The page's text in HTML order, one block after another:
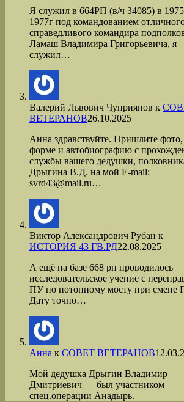
Я служил в 664РП (в/ч 34085) в
1977г под командованием
справедливого командира
Ламаш Владимира Григорьевича, я
служил…
Валерий Львович Чуприянов к
ВЕТЕРАНОВ26.10.2025
Анна здравствуйте. Пришлите фото,
форме и автобиографию с
службы вашего дедушки,
Дрыгина В.Д. на мой Е-mail:
svrd43@mail.ru…
Виктор Александрович Рубан к
ИСТОРИЯ 43 ГВ.РД22.08.2025
А ещё на базе 668 рп проводилось
исследовательское учение с
ПУ по потонному мосту при смене
Дату точно…
Анна к СОВЕТ ВЕТЕРАНОВ
Мой дедушка Дрыгин Владимир
Дмитриевич — был участником
спец.операции Анадырь.